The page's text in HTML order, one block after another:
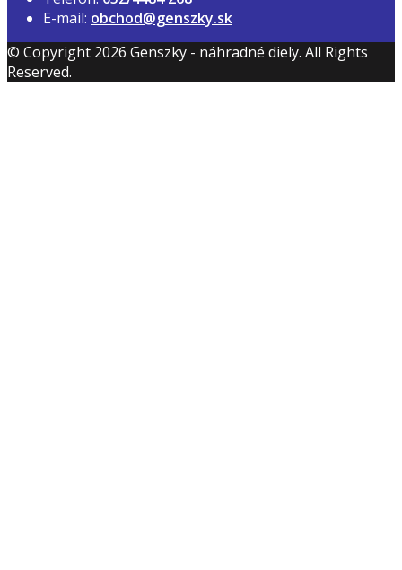
E-mail: obchod@genszky.sk
© Copyright 2026 Genszky - náhradné diely. All Rights
Reserved.